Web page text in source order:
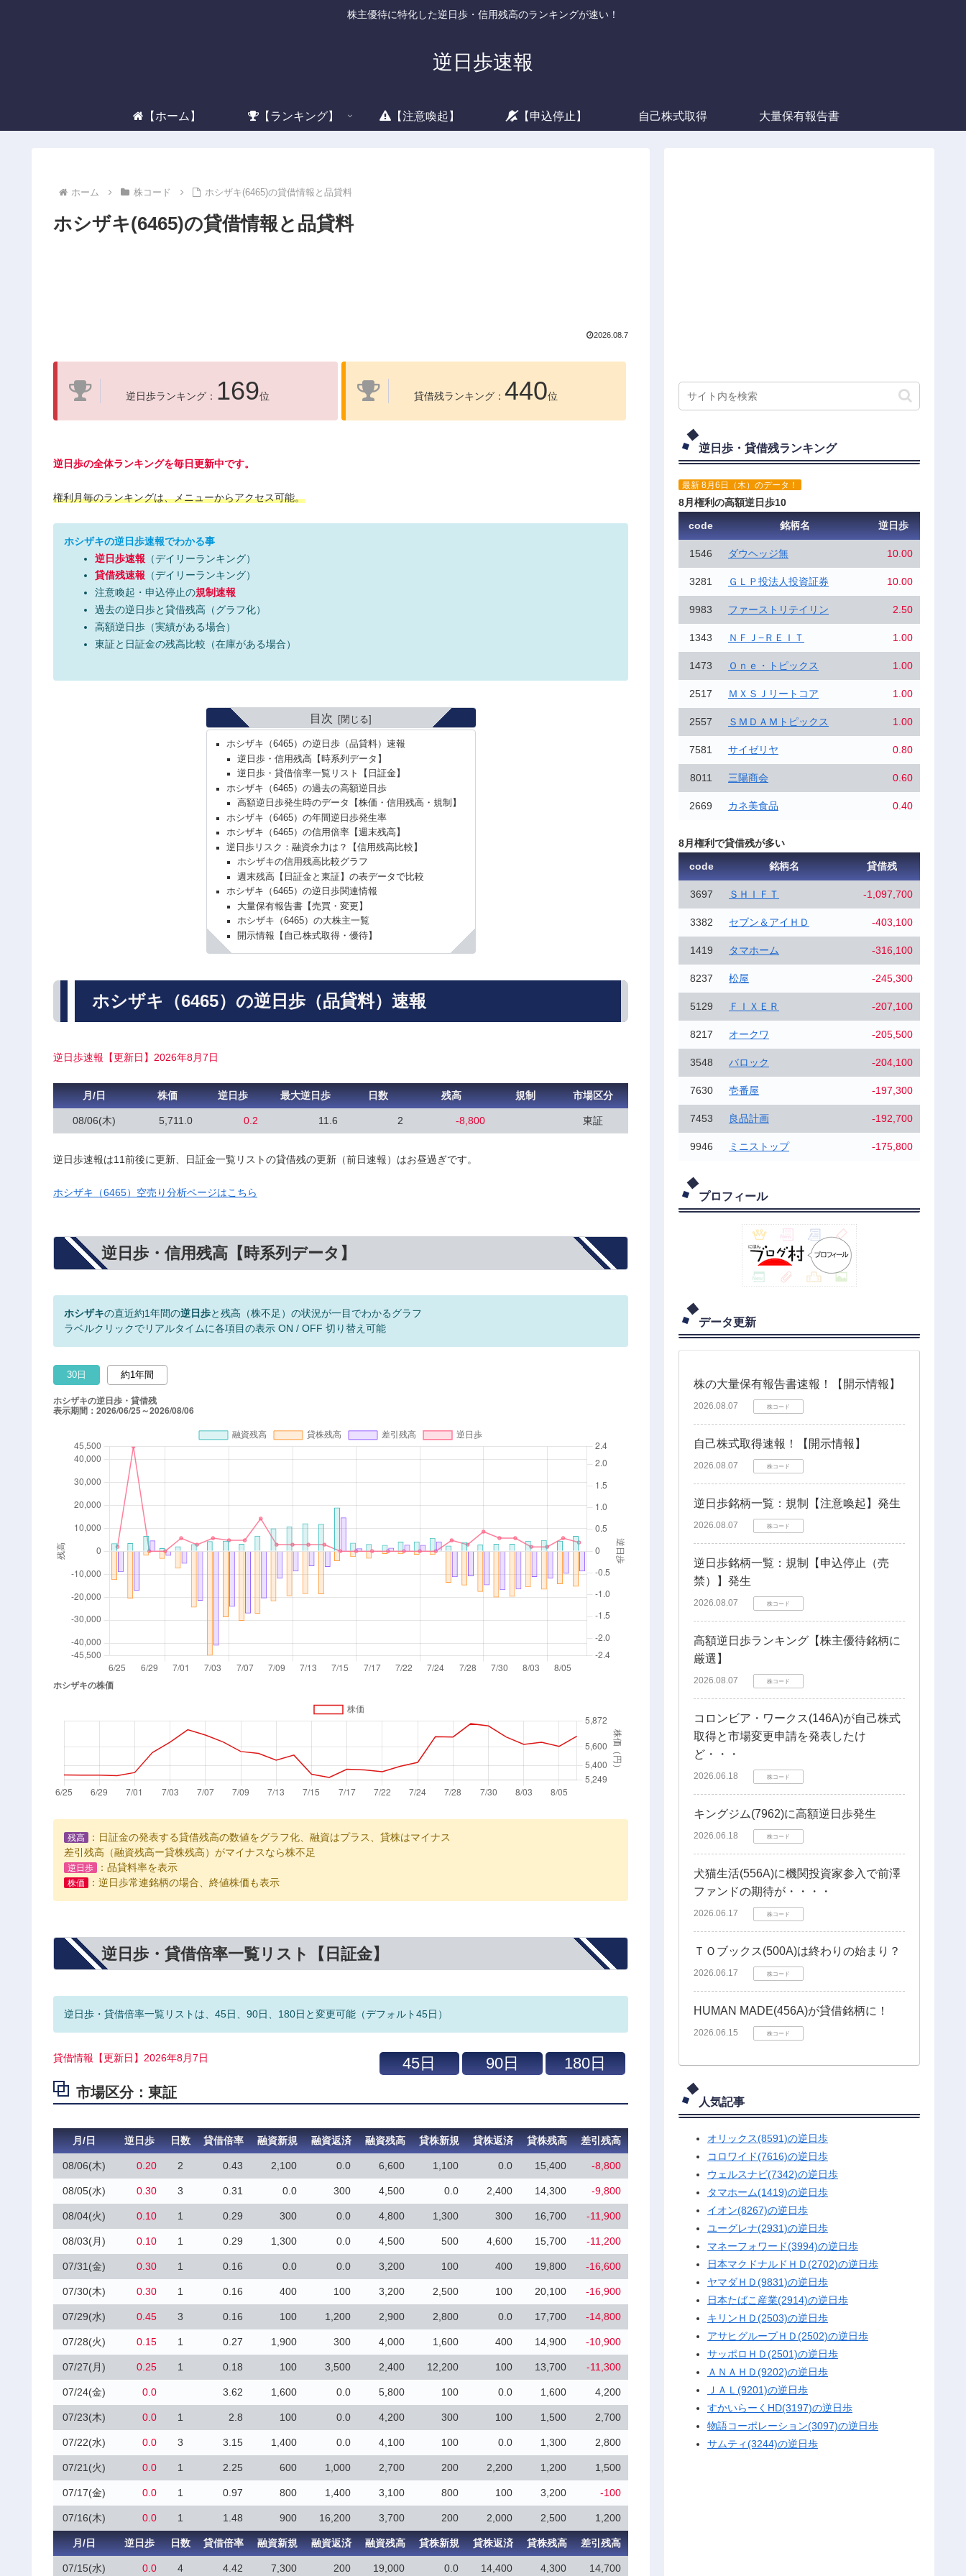
株主優待に特化した逆日歩・信用残高のランキングが速い！
逆日歩速報
【ホーム】 【ランキング】 【注意喚起】 【申込停止】 自己株式取得 大量保有報告書
ホーム 株コード ホシザキ(6465)の貸借情報と品貸料
ホシザキ(6465)の貸借情報と品貸料
2026.08.7
逆日歩ランキング： 169位 貸借残ランキング：440位
逆日歩の全体ランキングを毎日更新中です。
権利月毎のランキングは、メニューからアクセス可能。
ホシザキの逆日歩速報でわかる事
逆日歩速報 （デイリーランキング）
貸借残速報 （デイリーランキング）
注意喚起・申込停止の規制速報
過去の逆日歩と貸借残高（グラフ化）
高額逆日歩（実績がある場合）
東証と日証金の残高比較（在庫がある場合）
目次
ホシザキ（6465）の逆日歩（品貸料）速報
逆日歩・信用残高【時系列データ】
逆日歩・貸借倍率一覧リスト【日証金】
ホシザキ（6465）の過去の高額逆日歩
高額逆日歩発生時のデータ【株価・信用残高・規制】
ホシザキ（6465）の年間逆日歩発生率
ホシザキ（6465）の信用倍率【週末残高】
逆日歩リスク：融資余力は？【信用残高比較】
ホシザキの信用残高比較グラフ
週末残高【日証金と東証】の表データで比較
ホシザキ（6465）の逆日歩関連情報
大量保有報告書【売買・変更】
ホシザキ（6465）の大株主一覧
開示情報【自己株式取得・優待】
ホシザキ（6465）の逆日歩（品貸料）速報
逆日歩速報【更新日】2026年8月7日
月/日 株価 逆日歩 最大逆日歩 日数 残高 規制 市場区分
08/06(木) 5,711.0 0.2 11.6 2 -8,800 東証
逆日歩速報は11前後に更新、日証金一覧リストの貸借残の更新（前日速報）はお昼過ぎです。
ホシザキ（6465）空売り分析ページはこちら
逆日歩・信用残高【時系列データ】
ホシザキの直近約1年間の逆日歩と残高（株不足）の状況が一目でわかるグラフ
ラベルクリックでリアルタイムに各項目の表示 ON / OFF 切り替え可能
30日 約1年間
残高
：日証金の発表する貸借残高の数値をグラフ化、融資はプラス、貸株はマイナス
差引残高（融資残高ー貸株残高）がマイナスなら株不足
逆日歩 ：品貸料率を表示
株価 ：逆日歩常連銘柄の場合、終値株価も表示
逆日歩・貸借倍率一覧リスト【日証金】
逆日歩・貸借倍率一覧リストは、45日、90日、180日と変更可能（デフォルト45日）
貸借情報【更新日】2026年8月7日
市場区分：東証
月/日 逆日歩 日数 貸借倍率 融資新規 融資返済 融資残高 貸株新規 貸株返済 貸株残高 差引残高
08/06(木) 0.20 2 0.43 2,100 0.0 6,600 1,100 0.0 15,400 -8,800
08/05(水) 0.30 3 0.31 0.0 300 4,500 0.0 2,400 14,300 -9,800
08/04(火) 0.10 1 0.29 300 0.0 4,800 1,300 300 16,700 -11,900
08/03(月) 0.10 1 0.29 1,300 0.0 4,500 500 4,600 15,700 -11,200
07/31(金) 0.30 1 0.16 0.0 0.0 3,200 100 400 19,800 -16,600
07/30(木) 0.30 1 0.16 400 100 3,200 2,500 100 20,100 -16,900
07/29(水) 0.45 3 0.16 100 1,200 2,900 2,800 0.0 17,700 -14,800
07/28(火) 0.15 1 0.27 1,900 300 4,000 1,600 400 14,900 -10,900
07/27(月) 0.25 1 0.18 100 3,500 2,400 12,200 100 13,700 -11,300
07/24(金) 0.0 3.62 1,600 0.0 5,800 100 0.0 1,600 4,200
07/23(木) 0.0 1 2.8 100 0.0 4,200 300 100 1,500 2,700
07/22(水) 0.0 3 3.15 1,400 0.0 4,100 100 0.0 1,300 2,800
07/21(火) 0.0 1 2.25 600 1,000 2,700 200 2,200 1,200 1,500
07/17(金) 0.0 1 0.97 800 1,400 3,100 800 100 3,200 -100
07/16(木) 0.0 1 1.48 900 16,200 3,700 200 2,000 2,500 1,200
月/日 逆日歩 日数 貸借倍率 融資新規 融資返済 融資残高 貸株新規 貸株返済 貸株残高 差引残高
07/15(水) 0.0 4 4.42 7,300 200 19,000 0.0 14,400 4,300 14,700
逆日歩・貸借残ランキング
最新 8月6日（木）のデータ！
8月権利の高額逆日歩10
code
銘柄名 逆日歩
1546 ダウヘッジ無 10.00
3281 ＧＬＰ投法人投資証券 10.00
9983 ファーストリテイリン 2.50
1343 ＮＦＪ−ＲＥＩＴ 1.00
1473 Ｏｎｅ・トピックス 1.00
2517 ＭＸＳＪリートコア 1.00
2557 ＳＭＤＡＭトピックス 1.00
7581 サイゼリヤ 0.80
8011 三陽商会 0.60
2669 カネ美食品 0.40
8月権利で貸借残が多い
code
銘柄名 貸借残
3697 ＳＨＩＦＴ -1,097,700
3382 セブン＆アイＨＤ -403,100
1419 タマホーム -316,100
8237 松屋 -245,300
5129 ＦＩＸＥＲ -207,100
8217 オークワ -205,500
3548 バロック -204,100
7630 壱番屋 -197,300
7453 良品計画 -192,700
9946 ミニストップ -175,800
プロフィール
データ更新
株の大量保有報告書速報！【開示情報】
2026.08.07 株コード
自己株式取得速報！【開示情報】
2026.08.07 株コード
逆日歩銘柄一覧：規制【注意喚起】発生
2026.08.07 株コード
逆日歩銘柄一覧：規制【申込停止（売
禁）】発生
2026.08.07 株コード
高額逆日歩ランキング【株主優待銘柄に
厳選】
2026.08.07 株コード
コロンビア・ワークス(146A)が自己株式
取得と市場変更申請を発表したけ
ど・・・
2026.06.18 株コード
キングジム(7962)に高額逆日歩発生
2026.06.18 株コード
犬猫生活(556A)に機関投資家参入で前澤
ファンドの期待が・・・・
2026.06.17 株コード
ＴＯブックス(500A)は終わりの始まり？
2026.06.17 株コード
HUMAN MADE(456A)が貸借銘柄に！
2026.06.15 株コード
人気記事
オリックス(8591)の逆日歩
コロワイド(7616)の逆日歩
ウェルスナビ(7342)の逆日歩
タマホーム(1419)の逆日歩
イオン(8267)の逆日歩
ユーグレナ(2931)の逆日歩
マネーフォワード(3994)の逆日歩
日本マクドナルドＨＤ(2702)の逆日歩
ヤマダＨＤ(9831)の逆日歩
日本たばこ産業(2914)の逆日歩
キリンＨＤ(2503)の逆日歩
アサヒグループＨＤ(2502)の逆日歩
サッポロＨＤ(2501)の逆日歩
ＡＮＡＨＤ(9202)の逆日歩
ＪＡＬ(9201)の逆日歩
すかいらーくHD(3197)の逆日歩
物語コーポレーション(3097)の逆日歩
サムティ(3244)の逆日歩